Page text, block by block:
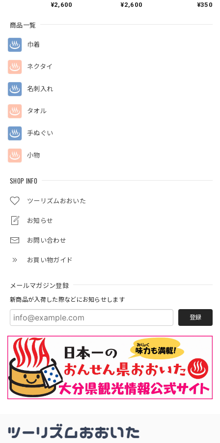
商品一覧
巾着
ネクタイ
名刺入れ
タオル
手ぬぐい
小物
SHOP INFO
ツーリズムおおいた
お知らせ
お問い合わせ
お買い物ガイド
メールマガジン登録
新商品が入荷した際などにお知らせします
登録
¥2,600
¥2,600
¥350